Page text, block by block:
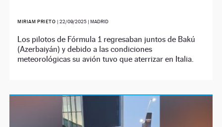
MIRIAM PRIETO | 22/09/2025| MADRID
Los pilotos de Fórmula 1 regresaban juntos de Bakú
(Azerbaiyán) y debido a las condiciones
meteorológicas su avión tuvo que aterrizar en Italia.